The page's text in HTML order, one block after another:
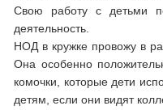
Свою работу с детьми
деятельность.
НОД в кружке провожу в
Она особенно
комочки, которые дети
детям, если они видят